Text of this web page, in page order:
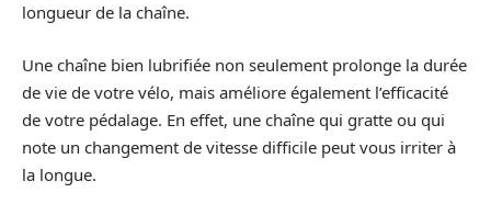
longueur de la chaîne.
Une chaîne bien lubrifiée non seulement prolonge la durée
de vie de votre vélo, mais améliore également l’efficacité
de votre pédalage. En effet, une chaîne qui gratte ou qui
note un changement de vitesse difficile peut vous irriter à
la longue.